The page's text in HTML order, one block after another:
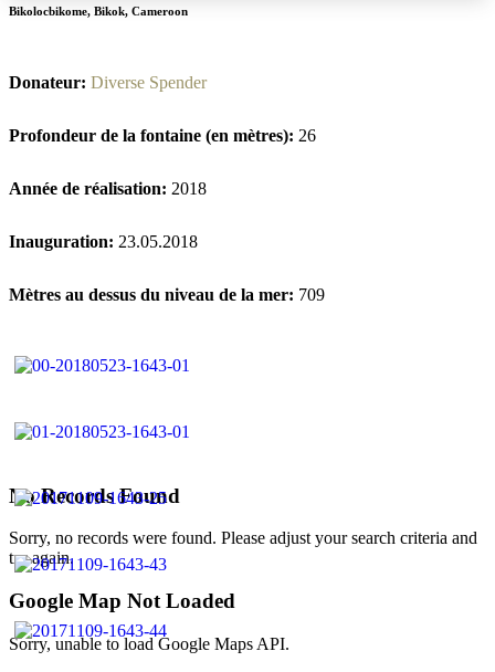
No Records Found
Sorry, no records were found. Please adjust your search criteria and
try again.
Google Map Not Loaded
Sorry, unable to load Google Maps API.
Bikolocbikome, Bikok, Cameroon
Donateur: Diverse Spender
Profondeur de la fontaine (en mètres): 26
Année de réalisation: 2018
Inauguration: 23.05.2018
Mètres au dessus du niveau de la mer: 709